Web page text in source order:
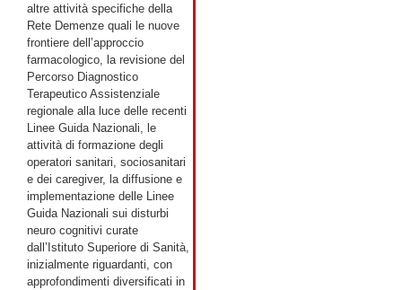
altre attività specifiche della
Rete Demenze quali le nuove
frontiere dell’approccio
farmacologico, la revisione del
Percorso Diagnostico
Terapeutico Assistenziale
regionale alla luce delle recenti
Linee Guida Nazionali, le
attività di formazione degli
operatori sanitari, sociosanitari
e dei caregiver, la diffusione e
implementazione delle Linee
Guida Nazionali sui disturbi
neuro cognitivi curate
dall’Istituto Superiore di Sanità,
inizialmente riguardanti, con
approfondimenti diversificati in